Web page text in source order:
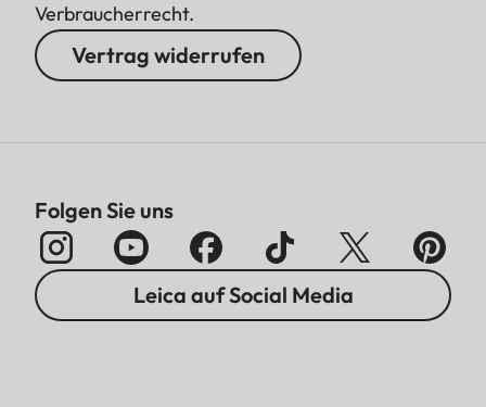
Verbraucherrecht.
Vertrag widerrufen
Folgen Sie uns
Leica auf Social Media